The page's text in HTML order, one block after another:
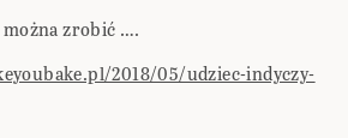
można zrobić ….
2018/05/udziec-indyczy-